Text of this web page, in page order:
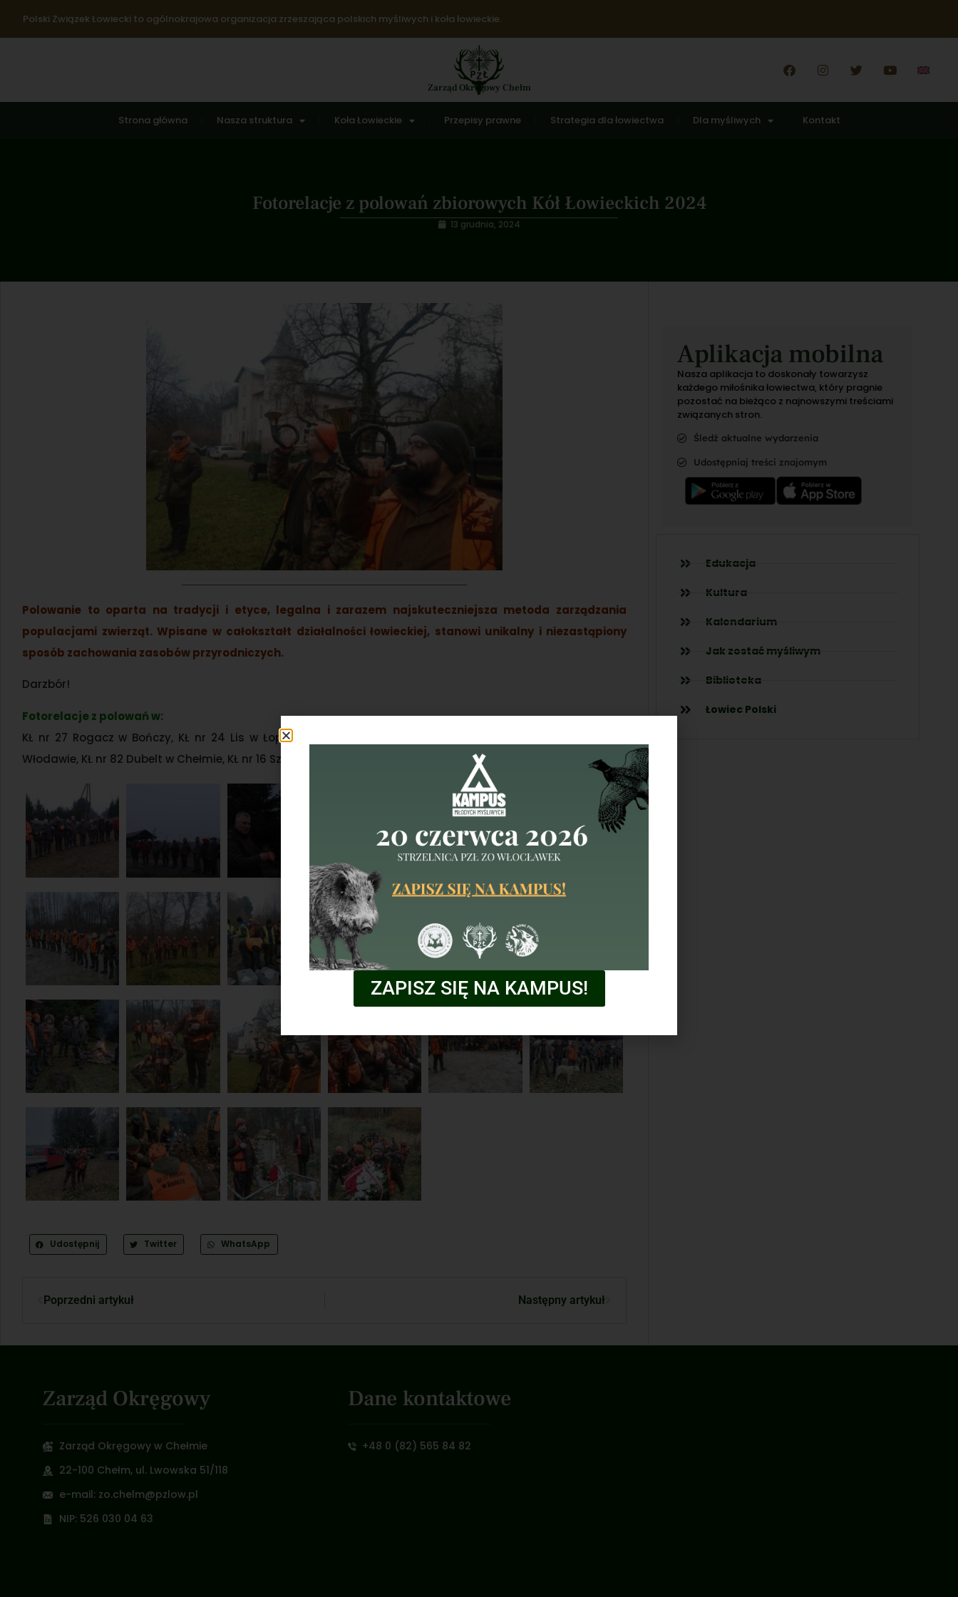
Polski Związek Łowiecki to ogólnokrajowa organizacja zrzeszająca polskich myśliwych i koła łowieckie.
Zarząd Okręgowy Chełm
Strona główna Nasza struktura Koła Łowieckie Przepisy prawne Strategia dla łowiectwa Dla myśliwych Kontakt
Fotorelacje z polowań zbiorowych Kół Łowieckich 2024
13 grudnia, 2024
Polowanie to oparta na tradycji i etyce, legalna i zarazem najskuteczniejsza metoda zarządzania
populacjami zwierząt. Wpisane w całokształt działalności łowieckiej, stanowi unikalny i niezastąpiony
sposób zachowania zasobów przyrodniczych.
Darzbór!
Fotorelacje z polowań w:
KŁ nr 27 Rogacz w Bończy, KŁ nr 24 Lis w Łopienniku, KŁ nr 50 Cietrzew w Dubecznie, KŁ nr 48 Ponowa we
Włodawie, KŁ nr 82 Dubelt w Chełmie, KŁ nr 16 Szarak w Krasnymstawie i KŁ Pogoń Warszawie.
Udostępnij Twitter WhatsApp
Poprzedni artykuł Następny artykuł
Aplikacja mobilna
Nasza aplikacja to doskonały towarzysz
każdego miłośnika łowiectwa, który pragnie
pozostać na bieżąco z najnowszymi treściami
związanych stron.
Śledź aktualne wydarzenia
Udostępniaj treści znajomym
Edukacja
Kultura
Kalendarium
Jak zostać myśliwym
Biblioteka
Łowiec Polski
Zarząd Okręgowy
Zarząd Okręgowy w Chełmie
22-100 Chełm, ul. Lwowska 51/118
e-mail: zo.chelm@pzlow.pl
NIP: 526 030 04 63
Dane kontaktowe
+48 0 (82) 565 84 82
ZAPISZ SIĘ NA KAMPUS!